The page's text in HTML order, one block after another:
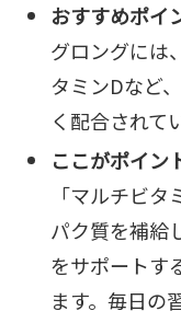
おすすめポイ
グロングには
タミンDなど
く配合されて
ここがポイン
「マルチビ
パク質を補給
をサポートす
ます。毎日の